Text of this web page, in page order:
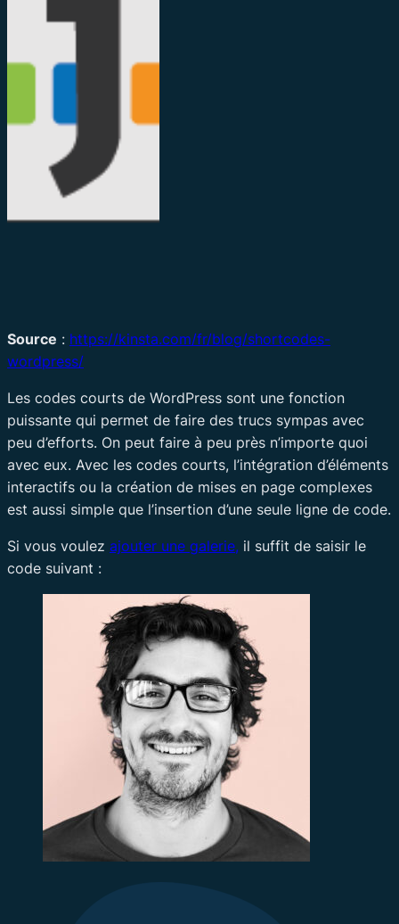
Source : https://kinsta.com/fr/blog/shortcodes-
wordpress/
Les codes courts de WordPress sont une fonction
puissante qui permet de faire des trucs sympas avec
peu d’efforts. On peut faire à peu près n’importe quoi
avec eux. Avec les codes courts, l’intégration d’éléments
interactifs ou la création de mises en page complexes
est aussi simple que l’insertion d’une seule ligne de code.
Si vous voulez ajouter une galerie, il suffit de saisir le
code suivant :